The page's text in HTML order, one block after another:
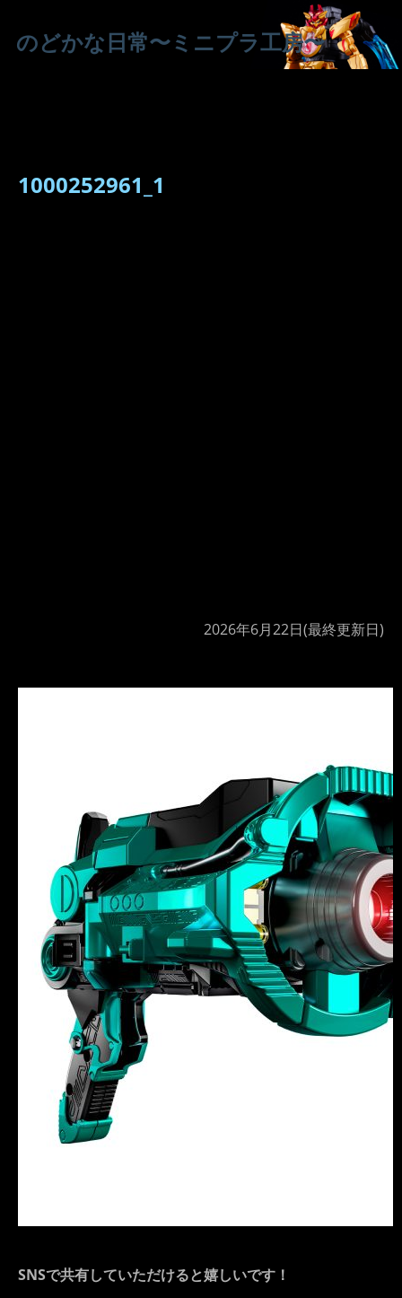
のどかな日常〜ミニプラ工房〜
1000252961_1
2026年6月22日(最終更新日)
SNSで共有していただけると嬉しいです！